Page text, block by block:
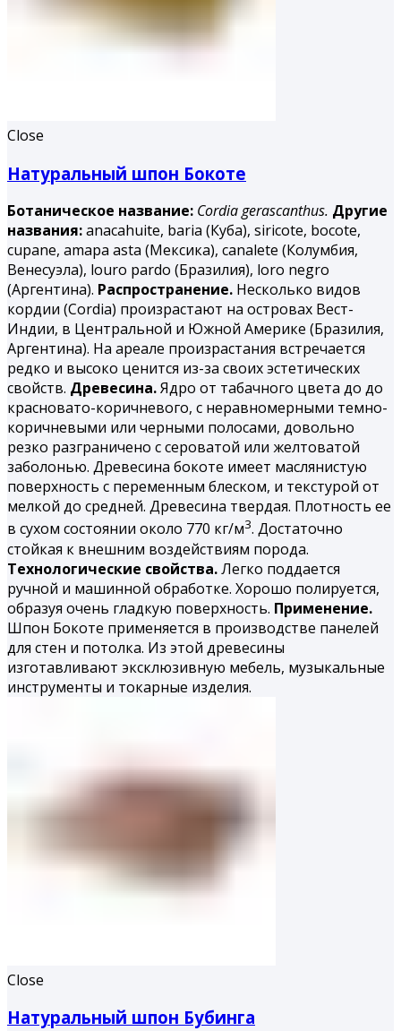
Close
Натуральный шпон Бокоте
Ботаническое название: Cordia gerascanthus. Другие
названия:аnacahuite, baria (Куба), siricote, bocote,
cupane, amapa asta (Мексика), canalete (Колумбия,
Венесуэла), louro pardo (Бразилия), loro negro
(Аргентина). Распространение. Несколько видов
кордии (Cordia) произрастают на островах Вест-
Индии, в Центральной и Южной Америке (Бразилия,
Аргентина). На ареале произрастания встречается
редко и высоко ценится из-за своих эстетических
свойств. Древесина.Ядро от табачного цвета до до
красновато-коричневого, с неравномерными темно-
коричневыми или черными полосами, довольно
резко разграничено с сероватой или желтоватой
заболонью. Древесина бокоте имеет маслянистую
поверхность с переменным блеском, и текстурой от
мелкой до средней. Древесина твердая. Плотность ее
в сухом состоянии около 770 кг/м3. Достаточно
стойкая к внешним воздействиям порода.
Технологические свойства.Легко поддается
ручной и машинной обработке. Хорошо полируется,
образуя очень гладкую поверхность. Применение.
Шпон Бокоте применяется в производстве панелей
для стен и потолка. Из этой древесины
изготавливают эксклюзивную мебель, музыкальные
инструменты и токарные изделия.
Close
Натуральный шпон Бубинга